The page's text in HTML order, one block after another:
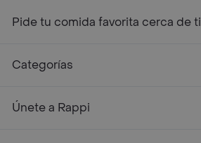
Pide tu comida favorita cerca de ti
Categorías
Únete a Rappi